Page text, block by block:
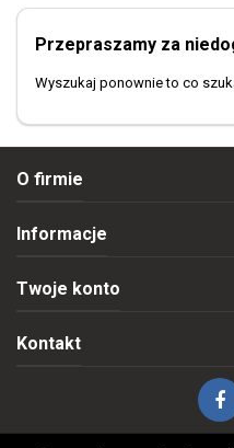
Przepraszamy za
Wyszukaj ponownie to co
O firmie
Informacje
Twoje konto
Kontakt